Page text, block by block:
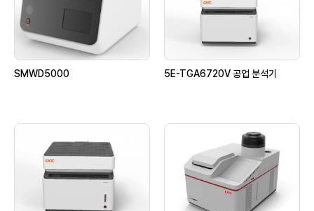
SMWD5000 5E-TGA6720V 공업 분석기